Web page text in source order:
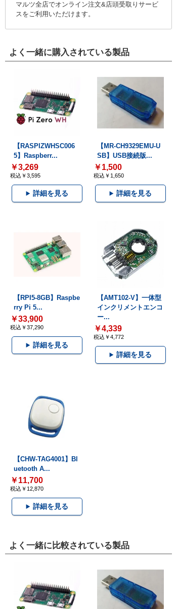
マルツ全店でオンライン注文&店頭受取りサービ
スをご利用いただけます。
よく一緒に購入されている製品
【RASPIZWHSC006
5】Raspberr...
￥3,269
税込￥3,595
詳細を見る
【MR-CH9329EMU-U
SB】USB接続版...
￥1,500
税込￥1,650
詳細を見る
【RPI5-8GB】Raspbe
rry Pi 5...
￥33,900
税込￥37,290
詳細を見る
【AMT102-V】一体型
インクリメントエンコ
ー...
￥4,339
税込￥4,772
詳細を見る
【CHW-TAG4001】Bl
uetooth A...
￥11,700
税込￥12,870
詳細を見る
よく一緒に比較されている製品